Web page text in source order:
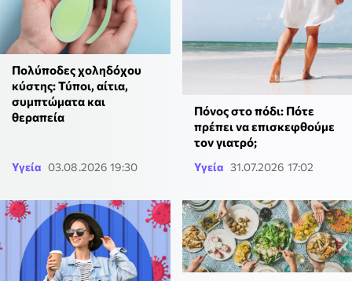
Πολύποδες χοληδόχου
κύστης: Τύποι, αίτια,
συμπτώματα και
θεραπεία
Υγεία 03.08.2026 19:30
Πόνος στο πόδι: Πότε
πρέπει να επισκεφθούμε
τον γιατρό;
Υγεία 31.07.2026 17:02